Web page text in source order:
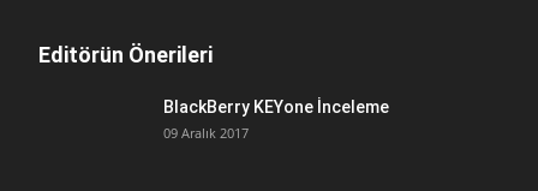
Editörün Önerileri
BlackBerry KEYone İnceleme
09 Aralık 2017